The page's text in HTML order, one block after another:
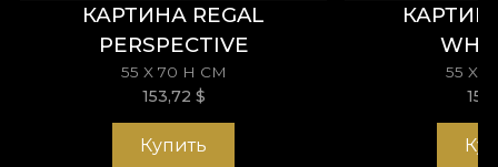
КАРТИНА REGAL
PERSPECTIVE
55 X 70 H СМ
153,72 $
Купить
55 X